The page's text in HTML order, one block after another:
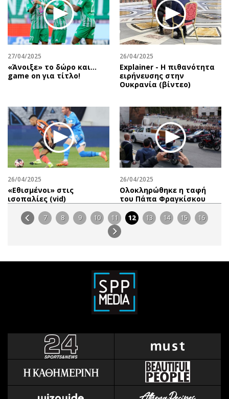
27/04/2025
«Άνοιξε» το δώρο και…
game on για τίτλο!
26/04/2025
Explainer - Η πιθανότητα
ειρήνευσης στην
Ουκρανία (βίντεο)
26/04/2025
«Εθισμένοι» στις
ισοπαλίες (vid)
26/04/2025
Ολοκληρώθηκε η ταφή
του Πάπα Φραγκίσκου
7 8 9 10 11 12 13 14 15 16